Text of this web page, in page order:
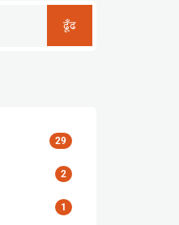
ढूँढ
29
2
1